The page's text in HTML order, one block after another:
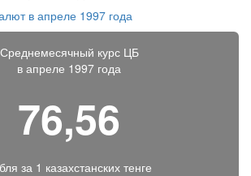
в апреле 1997 года
Среднемесячный курс ЦБ
в апреле 1997 года
76,56
за 1 казахстанских тенге